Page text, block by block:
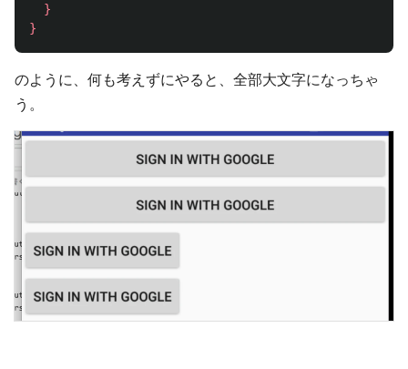
}
}
のように、何も考えずにやると、全部大文字になっちゃ
う。